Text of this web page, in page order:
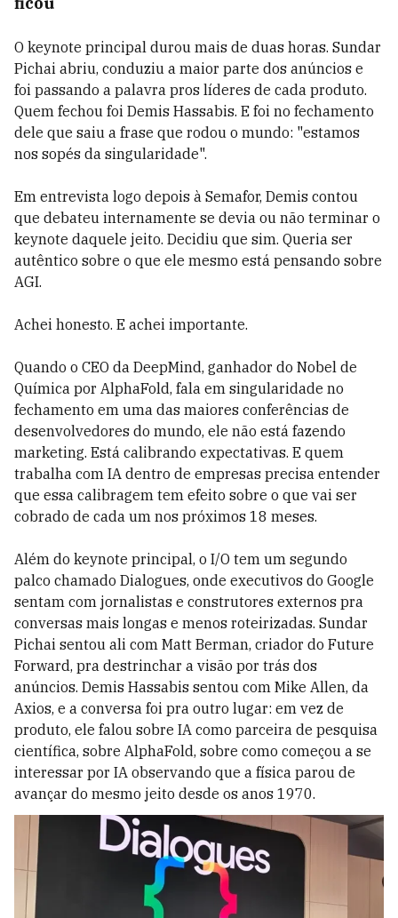
O keynote principal durou mais de duas horas. Sundar
Pichai abriu, conduziu a maior parte dos anúncios e
foi passando a palavra pros líderes de cada produto.
Quem fechou foi Demis Hassabis. E foi no fechamento
dele que saiu a frase que rodou o mundo: "estamos
nos sopés da singularidade".
Em entrevista logo depois à Semafor, Demis contou
que debateu internamente se devia ou não terminar o
keynote daquele jeito. Decidiu que sim. Queria ser
autêntico sobre o que ele mesmo está pensando sobre
AGI.
Achei honesto. E achei importante.
Quando o CEO da DeepMind, ganhador do Nobel de
Química por AlphaFold, fala em singularidade no
fechamento em uma das maiores conferências de
desenvolvedores do mundo, ele não está fazendo
marketing. Está calibrando expectativas. E quem
trabalha com IA dentro de empresas precisa entender
que essa calibragem tem efeito sobre o que vai ser
cobrado de cada um nos próximos 18 meses.
Além do keynote principal, o I/O tem um segundo
palco chamado Dialogues, onde executivos do Google
sentam com jornalistas e construtores externos pra
conversas mais longas e menos roteirizadas. Sundar
Pichai sentou ali com Matt Berman, criador do Future
Forward, pra destrinchar a visão por trás dos
anúncios. Demis Hassabis sentou com Mike Allen, da
Axios, e a conversa foi pra outro lugar: em vez de
produto, ele falou sobre IA como parceira de pesquisa
científica, sobre AlphaFold, sobre como começou a se
interessar por IA observando que a física parou de
avançar do mesmo jeito desde os anos 1970.